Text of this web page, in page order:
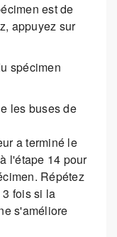
est de
appuyez sur
les buses de
a terminé le
l'étape 14 pour
Répétez
fois si la
s'améliore